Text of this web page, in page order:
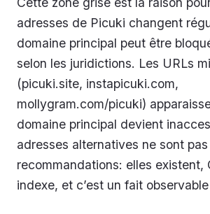
adresses de Picuki changent
domaine principal peut être
selon les juridictions. Les URLs
(picuki.site, instapicuki.com,
mollygram.com/picuki)
domaine principal devient
adresses alternatives ne sont
recommandations: elles existent,
indexe, et c’est un fait observable